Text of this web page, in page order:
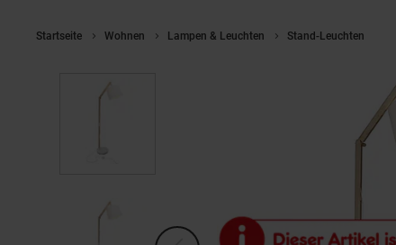
Startseite Wohnen Lampen & Leuchten Stand-Leuchten